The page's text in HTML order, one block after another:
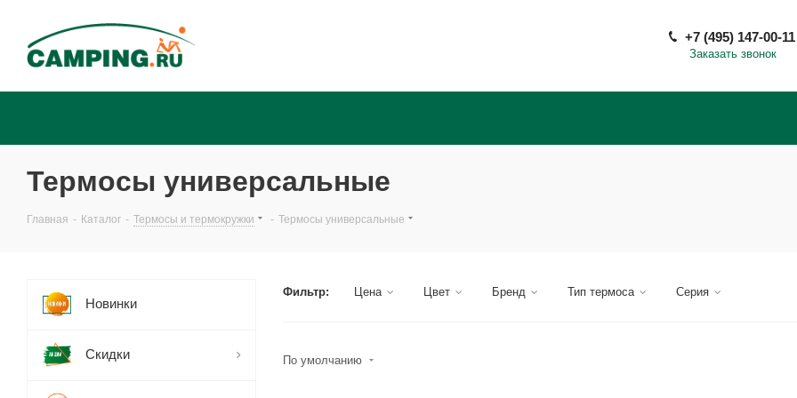
+7 (495) 147-00-11
Заказать звонок
Термосы универсальные
Главная - Каталог - Термосы и термокружки - Термосы универсальные
Фильтр: Цена Цвет Бренд Тип термоса Серия
По умолчанию
Новинки
Скидки